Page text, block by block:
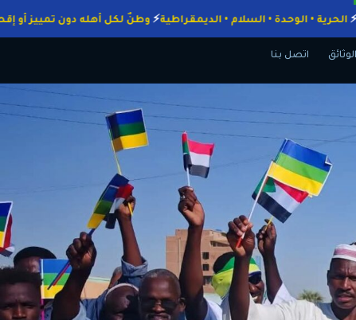
الحرية • الوحدة • السلام • الديمقراطية وطنٌ لكل أهله دون
الوثائق اتصل بنا